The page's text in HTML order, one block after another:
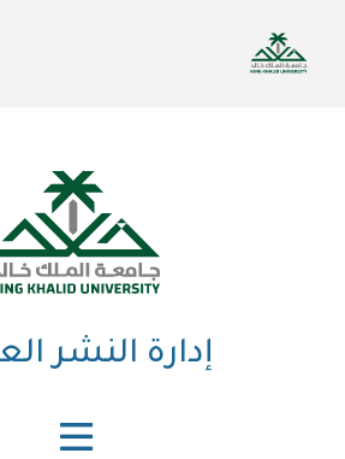
المحتوى
إدارة النشر